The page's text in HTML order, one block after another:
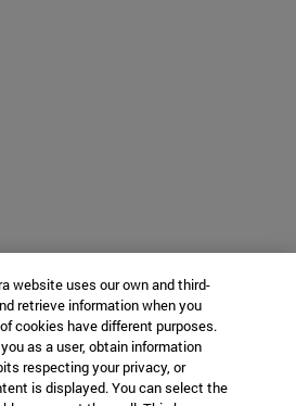
website uses our own and third-
retrieve information when you
cookies have different purposes.
as a user, obtain information
respecting your privacy, or
is displayed. You can select the